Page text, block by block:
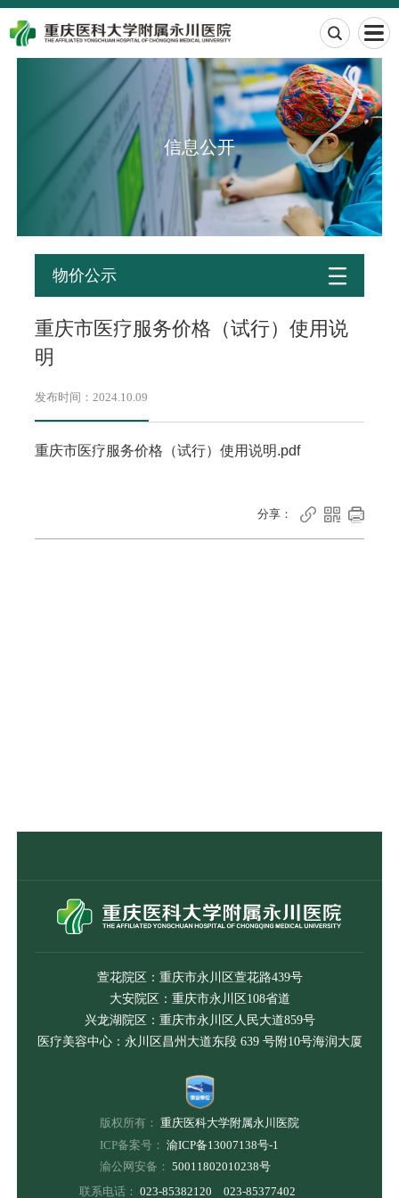

信息公开
物价公示 
重庆市医疗服务价格（试行）使用说
明
发布时间：2024.10.09
重庆市医疗服务价格（试行）使用说明.pdf
分享：   
萱花院区：重庆市永川区萱花路439号
大安院区：重庆市永川区108省道
兴龙湖院区：重庆市永川区人民大道859号
医疗美容中心：永川区昌州大道东段 639 号附10号海润大厦
版权所有： 重庆医科大学附属永川医院
ICP备案号：
渝ICP备13007138号-1
渝公网安备： 50011802010238号
联系电话：
023-85382120 023-85377402